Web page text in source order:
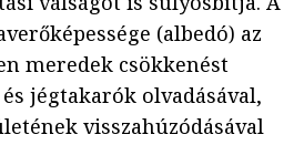
(albedó) az
meredek csökkenést
jégtakarók olvadásával,
visszahúzódásával